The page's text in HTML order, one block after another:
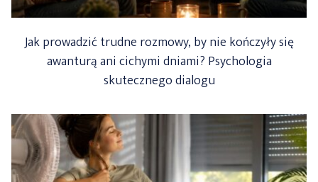
Jak prowadzić trudne rozmowy, by nie kończyły się
awanturą ani cichymi dniami? Psychologia
skutecznego dialogu